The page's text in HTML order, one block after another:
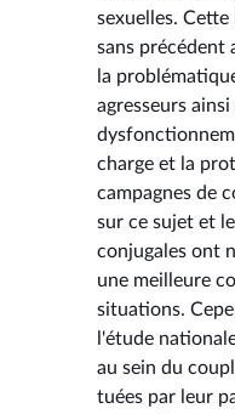
sexuelles.
sans précédent
la
agresseurs ainsi
charge et la
campagnes de
sur ce sujet et
conjugales ont
une meilleure
situations.
l'étude
au sein du
tuées par leur